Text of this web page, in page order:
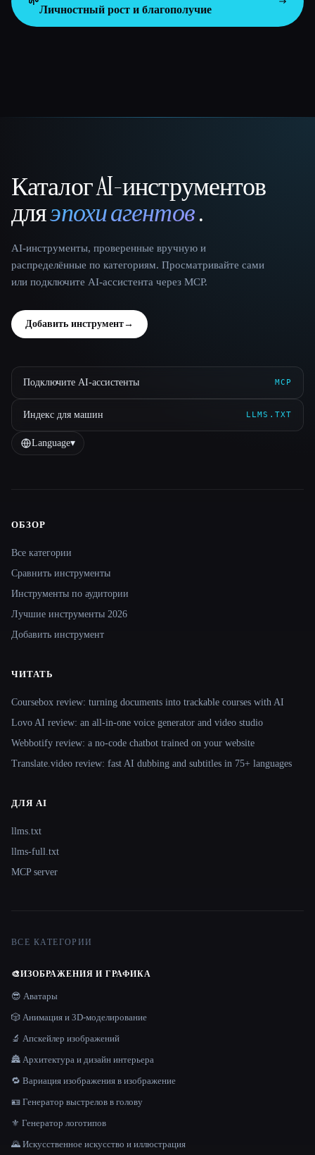
Личностный рост и благополучие
That AI Collection
Каталог AI-инструментов
дляэпохи агентов.
AI-инструменты, проверенные вручную и
распределённые по категориям. Просматривайте сами
или подключите AI-ассистента через MCP.
Добавить инструмент→
Подключите AI-ассистенты MCP
Индекс для машин LLMS.TXT
Language▾
Site navigation
ОБЗОР
Все категории
Сравнить инструменты
Инструменты по аудитории
Лучшие инструменты 2026
Добавить инструмент
ЧИТАТЬ
Coursebox review: turning documents into trackable courses with AI
Lovo AI review: an all-in-one voice generator and video studio
Webbotify review: a no-code chatbot trained on your website
Translate.video review: fast AI dubbing and subtitles in 75+ languages
ДЛЯ AI
llms.txt
llms-full.txt
MCP server
ВСЕ КАТЕГОРИИ
🎨ИЗОБРАЖЕНИЯ И ГРАФИКА
😎 Аватары
🎲 Анимация и 3D-моделирование
🔬 Апскейлер изображений
🏯 Архитектура и дизайн интерьера
🔁 Вариация изображения в изображение
🪪 Генератор выстрелов в голову
⚜️ Генератор логотипов
🌄 Искусственное искусство и иллюстрация